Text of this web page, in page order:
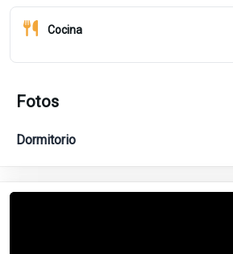
Cocina
Fotos
Dormitorio